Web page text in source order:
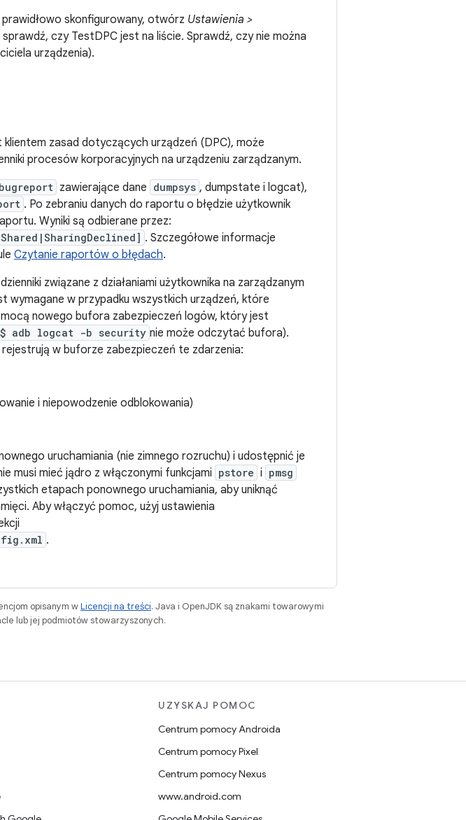
skonfigurowany, otwórz Ustawienia >
sprawdź, czy TestDPC jest na liście. Sprawdź, czy nie można
urządzenia).
zasad dotyczących urządzeń (DPC), może
procesów korporacyjnych na urządzeniu zarządzanym.
zawierające dane dumpsys , dumpstate i logcat),
. Po zebraniu danych do raportu o błędzie użytkownik
Wyniki są odbierane przez:
. Szczegółowe informacje
Czytanie raportów o błędach.
związane z działaniami użytkownika na zarządzanym
wymagane w przypadku wszystkich urządzeń, które
nowego bufora zabezpieczeń logów, który jest
$ adb logcat -b security nie może odczytać bufora).
w buforze zabezpieczeń te zdarzenia:
i niepowodzenie odblokowania)
uruchamiania (nie zimnego rozruchu) i udostępnić je
musi mieć jądro z włączonymi funkcjami pstore i pmsg
etapach ponownego uruchamiania, aby uniknąć
Aby włączyć pomoc, użyj ustawienia
.
opisanym wLicencji na treści. Java i OpenJDK są znakami towarowymi
lub jej podmiotów stowarzyszonych.
UZYSKAJ POMOC
Centrum pomocy Androida
Centrum pomocy Pixel
Centrum pomocy Nexus
www.android.com